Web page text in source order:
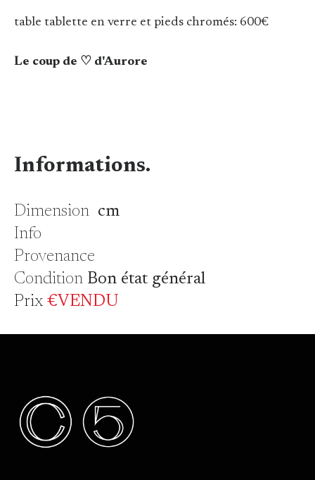
table tablette en verre et pieds chromés: 600€
Le coup de ♡ d'Aurore
Informations.
Dimensioncm
Info
Provenance
Condition Bon état général
Prix€VENDU